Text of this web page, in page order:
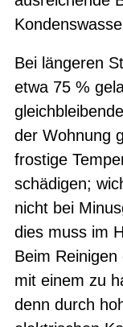
Bei längeren
etwa 75 %
der Wohnung
frostige
schädigen;
nicht bei
dies muss im
Beim
mit einem zu
denn durch